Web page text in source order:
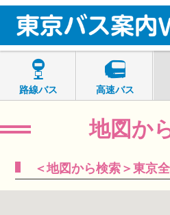
路線バス 高速バス
地図か
＜地図から検索＞東京